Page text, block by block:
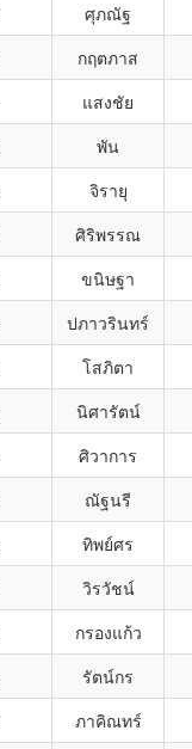
ศุภณัฐ
กฤตภาส
แสงชัย
พัน
จิรายุ
ศิริพรรณ
ขนิษฐา
ปภาวรินทร์
โสภิตา
นิศารัตน์
ศิวาการ
ณัฐนรี
ทิพย์ศร
วิรวัชน์
กรองแก้ว
รัตน์กร
ภาคิณทร์